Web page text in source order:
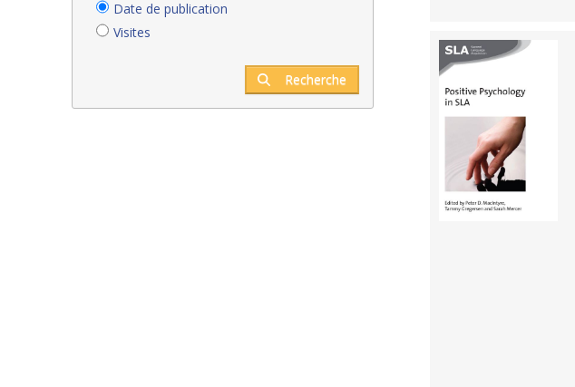
Date de publication
Visites
Recherche